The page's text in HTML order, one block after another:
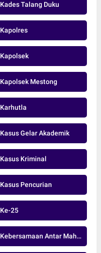
Kades Talang Duku
Kapolres
Kapolsek
Kapolsek Mestong
Karhutla
Kasus Gelar Akademik
Kasus Kriminal
Kasus Pencurian
Ke-25
Kebersamaan Antar Mahasiswa Tebo